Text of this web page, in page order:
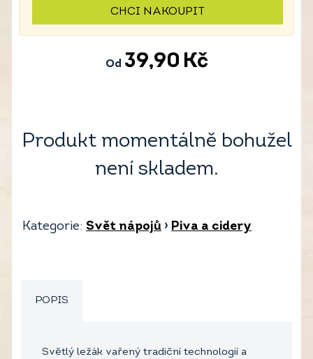
CHCI NAKOUPIT
Od 39,90 Kč
Produkt momentálně bohužel
není skladem.
Kategorie: Svět nápojů › Piva a cidery
POPIS
Světlý ležák vařený tradiční technologií a